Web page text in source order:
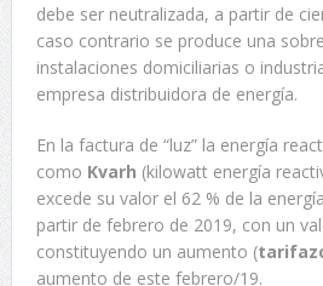
debe ser neutralizada, a partir de
caso contrario se produce una
instalaciones domiciliarias o
empresa distribuidora de energía.
En la factura de “luz” la energía
como Kvarh (kilowatt energía
excede su valor el 62 % de la
partir de febrero de 2019, con un
constituyendo un aumento (
aumento de este febrero/19.